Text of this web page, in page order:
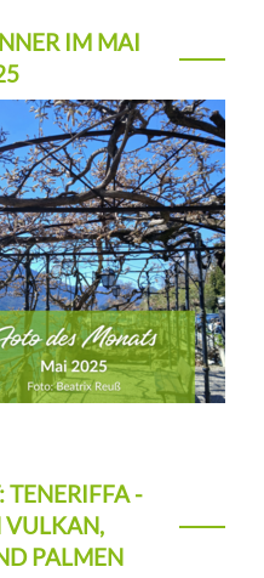
IM MAI
TENERIFFA -
VULKAN,
PALMEN